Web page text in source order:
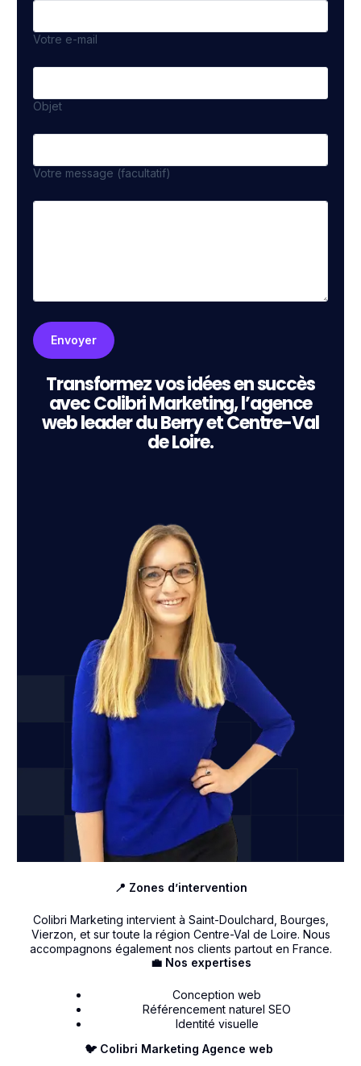
Votre e-mail
Objet
Votre message (facultatif)
Transformez vos idées en succès
avec Colibri Marketing, l’agence
web leader du Berry et Centre-Val
de Loire.
🐦 Colibri Marketing Agence web
💼 Nos expertises
Conception web
Référencement naturel SEO
Identité visuelle
📍 Zones d’intervention
Colibri Marketing intervient à Saint-Doulchard, Bourges,
Vierzon, et sur toute la région Centre-Val de Loire. Nous
accompagnons également nos clients partout en France.